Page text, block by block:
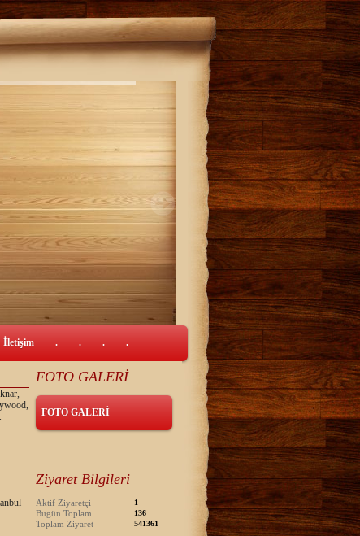
İletişim . . . .
FOTO GALERİ
FOTO GALERİ
Ziyaret Bilgileri
Aktif Ziyaretçi 1
Bugün Toplam 136
Toplam Ziyaret 541361